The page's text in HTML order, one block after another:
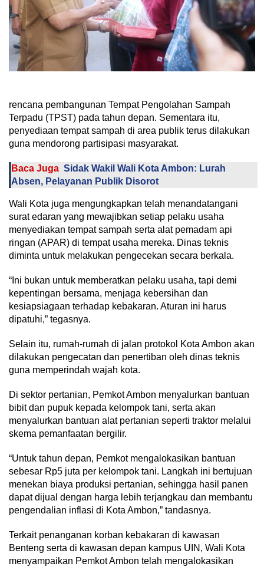
rencana pembangunan Tempat Pengolahan Sampah
Terpadu (TPST) pada tahun depan. Sementara itu,
penyediaan tempat sampah di area publik terus dilakukan
guna mendorong partisipasi masyarakat.
Baca Juga Sidak Wakil Wali Kota Ambon: Lurah
Absen, Pelayanan Publik Disorot
Wali Kota juga mengungkapkan telah menandatangani
surat edaran yang mewajibkan setiap pelaku usaha
menyediakan tempat sampah serta alat pemadam api
ringan (APAR) di tempat usaha mereka. Dinas teknis
diminta untuk melakukan pengecekan secara berkala.
“Ini bukan untuk memberatkan pelaku usaha, tapi demi
kepentingan bersama, menjaga kebersihan dan
kesiapsiagaan terhadap kebakaran. Aturan ini harus
dipatuhi,” tegasnya.
Selain itu, rumah-rumah di jalan protokol Kota Ambon akan
dilakukan pengecatan dan penertiban oleh dinas teknis
guna memperindah wajah kota.
Di sektor pertanian, Pemkot Ambon menyalurkan bantuan
bibit dan pupuk kepada kelompok tani, serta akan
menyalurkan bantuan alat pertanian seperti traktor melalui
skema pemanfaatan bergilir.
“Untuk tahun depan, Pemkot mengalokasikan bantuan
sebesar Rp5 juta per kelompok tani. Langkah ini bertujuan
menekan biaya produksi pertanian, sehingga hasil panen
dapat dijual dengan harga lebih terjangkau dan membantu
pengendalian inflasi di Kota Ambon,” tandasnya.
Terkait penanganan korban kebakaran di kawasan
Benteng serta di kawasan depan kampus UIN, Wali Kota
menyampaikan Pemkot Ambon telah mengalokasikan